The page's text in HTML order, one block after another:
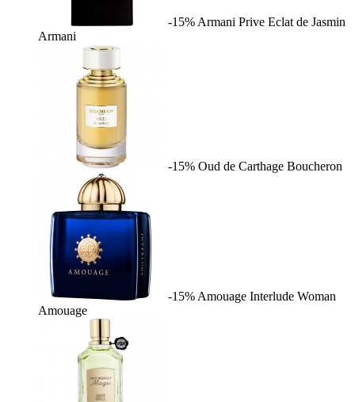
-15% Armani Prive Eclat de Jasmin
Armani
-15% Oud de Carthage Boucheron
-15% Amouage Interlude Woman
Amouage